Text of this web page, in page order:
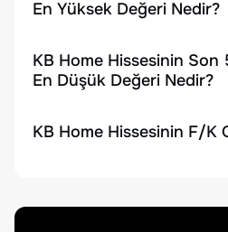
En Yüksek Değeri Nedir?
KB Home Hissesinin Son
En Düşük Değeri Nedir?
KB Home Hissesinin F/K